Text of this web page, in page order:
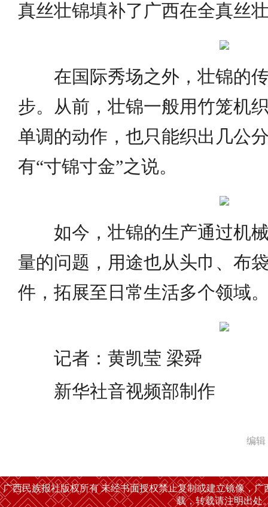
真丝壮锦填补了广西在全真丝
在国际秀场之外，壮锦的传
步。从前，壮锦一般用竹笼机
单调的动作，也只能织出几公
有“寸锦寸金”之说。
如今，壮锦的生产通过机械
量的问题，用途也从头巾、布
件，拓展至日常生活多个领域
记者：黄凯莹 梁舜
新华社音视频部制作
编
广西民族报社版权所有 未经书面授权禁止复制或建立镜像，
载，转载请注明出处